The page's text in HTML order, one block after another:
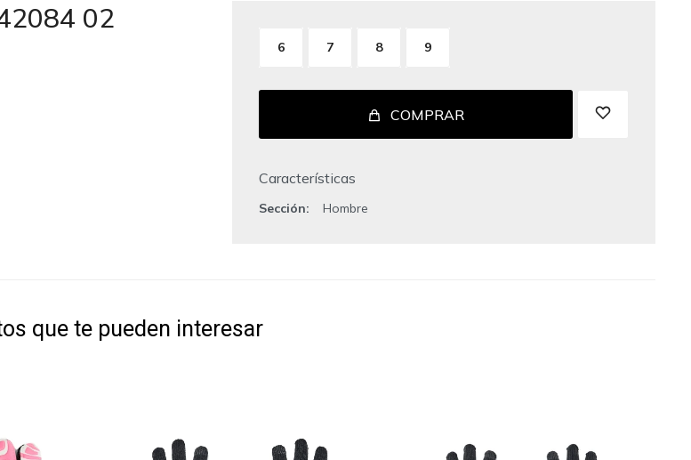
02
6 7 8 9
COMPRAR
Características
Sección Hombre
que te pueden interesar